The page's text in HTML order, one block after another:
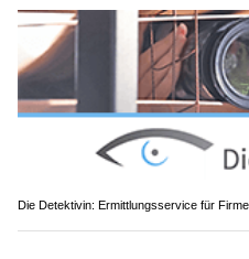
Die Detektivin: Ermittlungsservice für